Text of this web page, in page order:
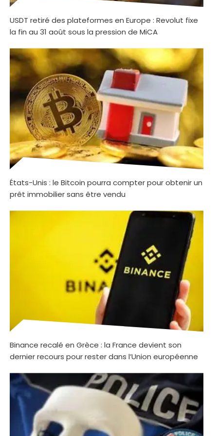
USDT retiré des plateformes en Europe : Revolut fixe
la fin au 31 août sous la pression de MiCA
États-Unis : le Bitcoin pourra compter pour obtenir un
prêt immobilier sans être vendu
Binance recalé en Grèce : la France devient son
dernier recours pour rester dans l’Union européenne